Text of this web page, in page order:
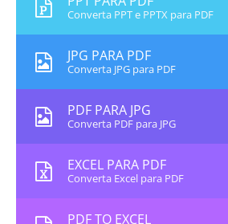
Converta PPT e PPTX para PDF
JPG PARA PDF
Converta JPG para PDF
PDF PARA JPG
Converta PDF para JPG
EXCEL PARA PDF
Converta Excel para PDF
PDF TO EXCEL